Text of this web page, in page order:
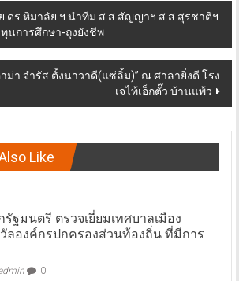
ดร.หิมาลัย ฯ นำทีม ส.ส.สัญญาฯ ส.ส.สุรชาติฯ
นการศึกษา-ถุงยังชีพ
ม่า จำรัส ตั้งนาวาดี(แซ่ลิ้ม)” ณ ศาลายิ่งดี โรง
เจไท้เอ็กตั๊ว บ้านแพ้ว
Like
ฐมนตรี ตรวจเยี่ยมเทศบาลเมือง
วัลองค์กรปกครองส่วนท้องถิ่น ที่มีการ
0